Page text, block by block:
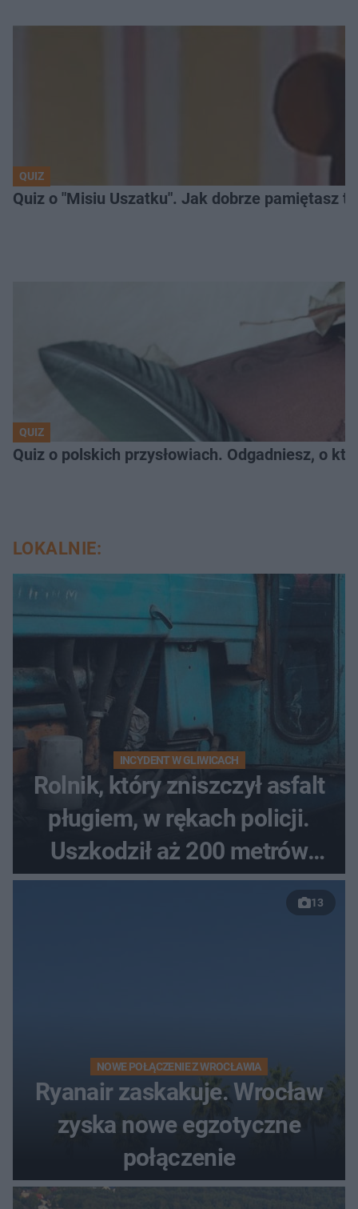
QUIZ
Quiz o "Misiu Uszatku". Jak dobrze pamiętasz
QUIZ
Quiz o polskich przysłowiach. Odgadniesz, o
LOKALNIE:
INCYDENT W GLIWICACH
Rolnik, który zniszczył asfalt
pługiem, w rękach policji.
Uszkodził aż 200 metrów
nowej drogi
13
NOWE POŁĄCZENIE Z WROCŁAWIA
Ryanair zaskakuje. Wrocław
zyska nowe egzotyczne
połączenie